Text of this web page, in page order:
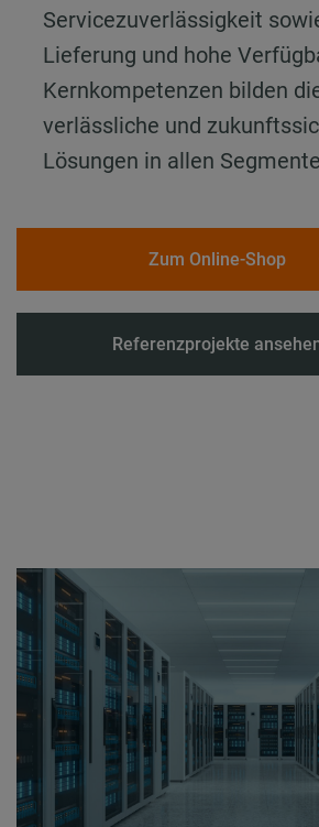
Servicezuverlässigkeit
Lieferung und hohe
Kernkompetenzen bilden
verlässliche und
Lösungen in allen
Zum Online-Shop
Referenzprojekte